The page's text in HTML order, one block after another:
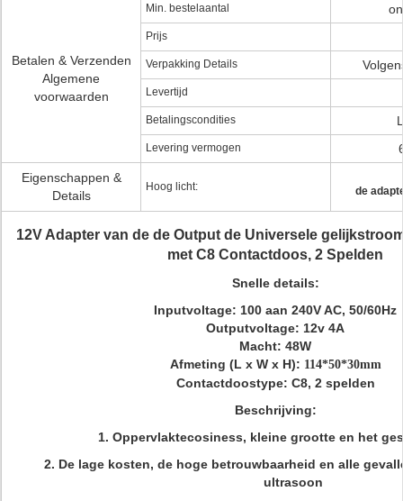
Betalen & Verzenden
Algemene
voorwaarden
Min. bestelaantal
Prijs
Verpakking Details
Levertijd
Betalingscondities
Levering vermogen
Eigenschappen &
Details
Hoog licht: de
12V Adapter van de de Output de Universele
met C8 Contactdoos, 2 Spelden
Snelle details:
Inputvoltage: 100 aan 240V AC, 50/60Hz
Outputvoltage: 12v 4A
Macht: 48W
Afmeting (L x W x H): 114*50*30mm
Contactdoostype: C8, 2 spelden
Beschrijving:
1. Oppervlaktecosiness, kleine grootte en het
2. De lage kosten, de hoge betrouwbaarheid en alle
ultrasoon